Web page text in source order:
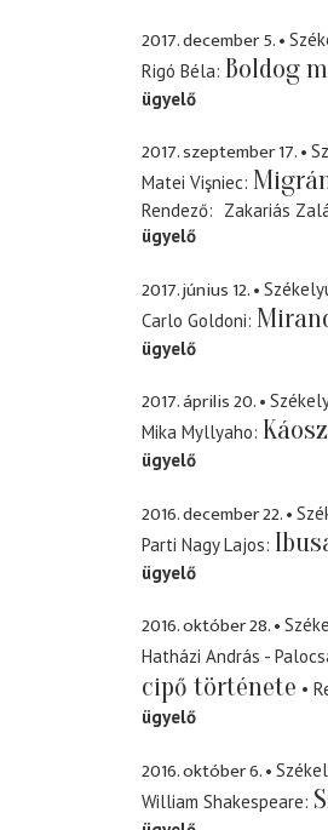
2017. december 5.
Rigó Béla Boldog
ügyelő
2017. szeptember 17.
Matei Vişniec
Rendező
Zakariás
ügyelő
2017. június 12.
Carlo Goldoni
ügyelő
2017. április 20.
Mika Myllyaho Káosz
ügyelő
2016. december 22.
Parti Nagy Lajos
ügyelő
2016. október 28.
Hatházi András -
cipő története
ügyelő
2016. október 6.
William Shakespeare